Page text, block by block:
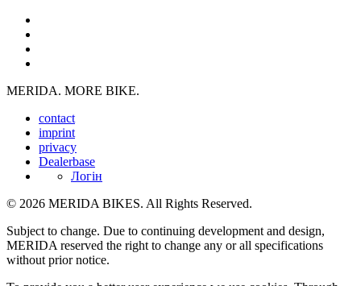
MERIDA. MORE BIKE.
contact
imprint
privacy
Dealerbase
Логін
© 2026 MERIDA BIKES. All Rights Reserved.
Subject to change. Due to continuing development and design,
MERIDA reserved the right to change any or all specifications
without prior notice.